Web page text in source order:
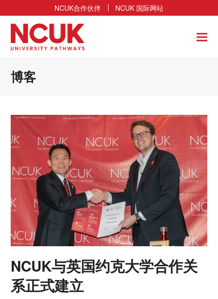
NCUK合作伙伴 NCUK 国际网站
博客
NCUK与英国约克大学合作关
系正式建立